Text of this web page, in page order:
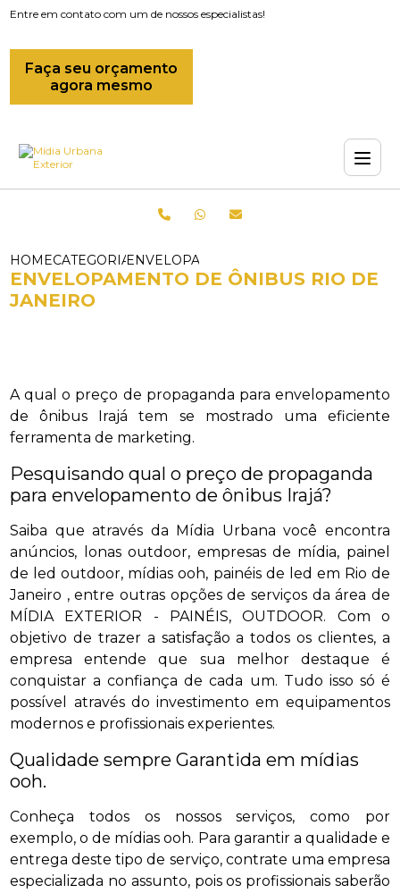
Entre em contato com um de nossos especialistas!
Faça seu orçamento
agora mesmo
HOMECATEGORIASENVELOPAMENTO DE ONIBUS RIO DE
ENVELOPAMENTO DE ÔNIBUS RIO DE
JANEIRO
A qual o preço de propaganda para envelopamento
de ônibus Irajá tem se mostrado uma eficiente
ferramenta de marketing.
Pesquisando qual o preço de propaganda
para envelopamento de ônibus Irajá?
Saiba que através da Mídia Urbana você encontra
anúncios, lonas outdoor, empresas de mídia, painel
de led outdoor, mídias ooh, painéis de led em Rio de
Janeiro , entre outras opções de serviços da área de
MÍDIA EXTERIOR - PAINÉIS, OUTDOOR. Com o
objetivo de trazer a satisfação a todos os clientes, a
empresa entende que sua melhor destaque é
conquistar a confiança de cada um. Tudo isso só é
possível através do investimento em equipamentos
modernos e profissionais experientes.
Qualidade sempre Garantida em mídias
ooh.
Conheça todos os nossos serviços, como por
exemplo, o de mídias ooh. Para garantir a qualidade e
entrega deste tipo de serviço, contrate uma empresa
especializada no assunto, pois os profissionais saberão